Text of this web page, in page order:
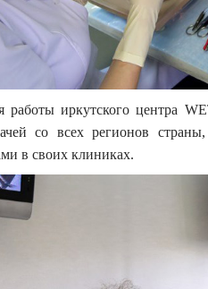
работы иркутского центра
со всех регионов
в своих клиниках.